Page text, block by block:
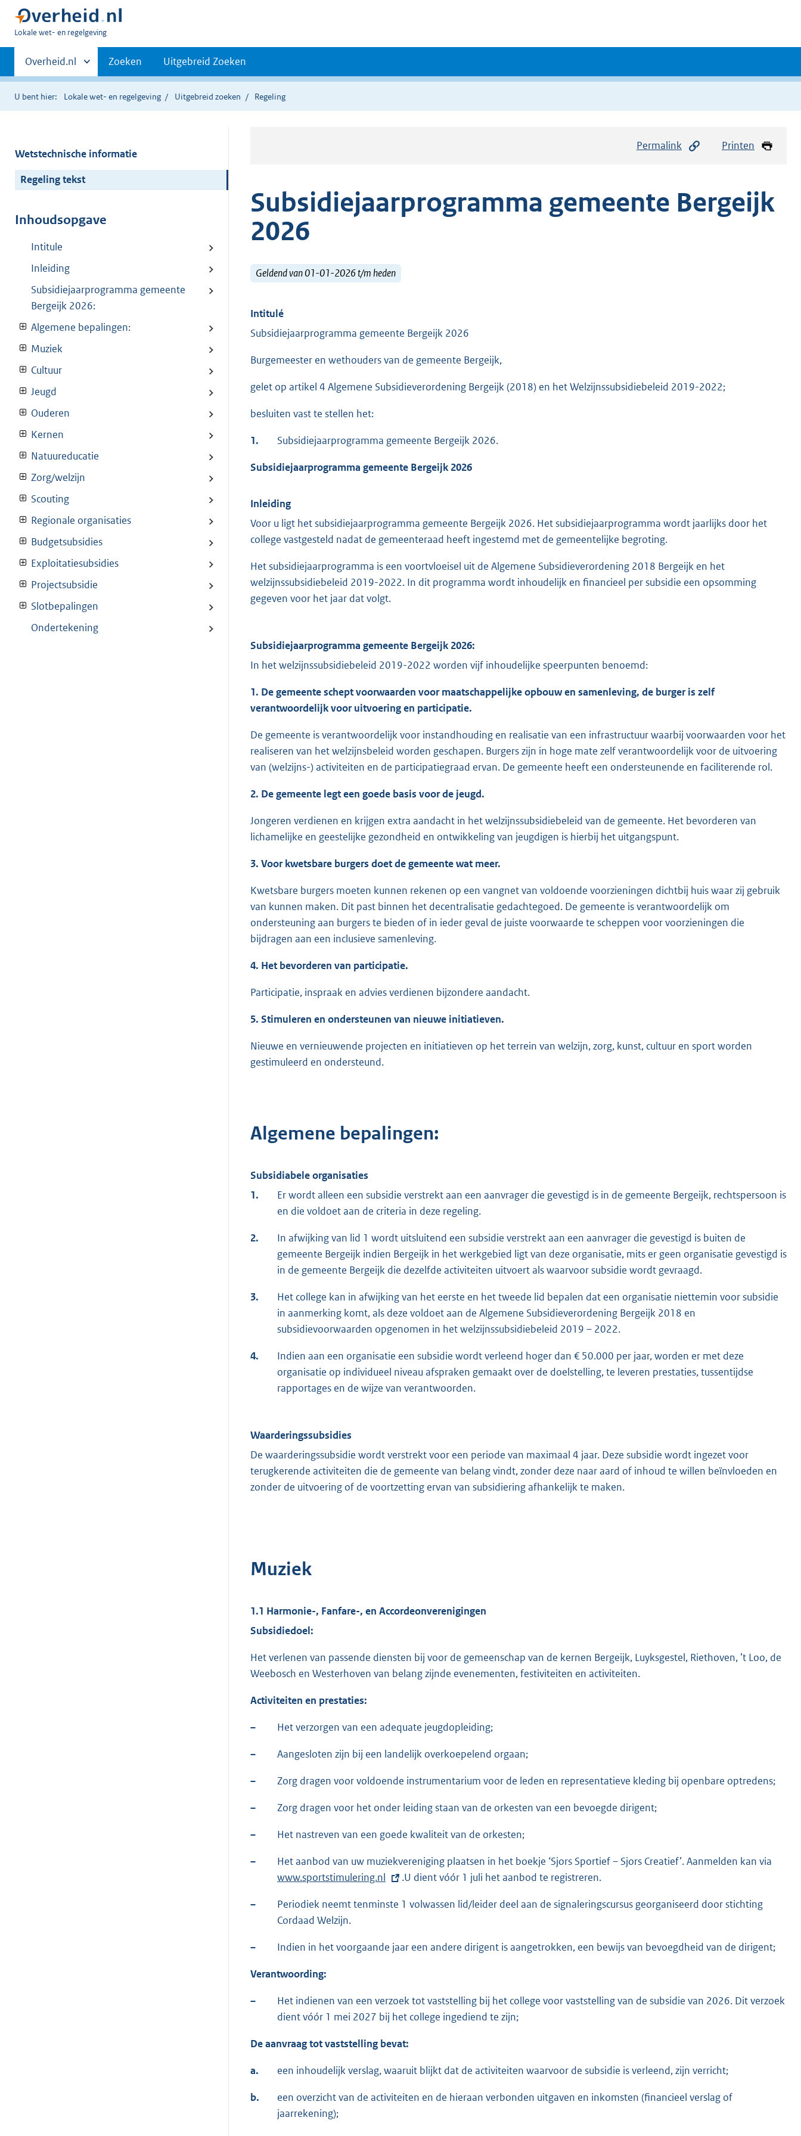
U
hier:
Lokale wet- en regelgeving
Primaire
navigatie
Andere
sites
binnen
Overheid.nl Zoeken Uitgebreid Zoeken
U bent hier: Lokale wet- en regelgeving Uitgebreid zoeken Regeling
Wetstechnische informatie
Regeling tekst
Inhoudsopgave
Intitule
Inleiding
Subsidiejaarprogramma gemeente
Bergeijk 2026:
Algemene bepalingen:
Muziek
Cultuur
Jeugd
Ouderen
Kernen
Natuureducatie
Zorg/welzijn
Scouting
Regionale organisaties
Budgetsubsidies
Exploitatiesubsidies
Projectsubsidie
Slotbepalingen
Ondertekening
Permalink Printen
Subsidiejaarprogramma gemeente Bergeijk
2026
Geldend van 01-01-2026 t/m heden
Intitulé
Subsidiejaarprogramma gemeente Bergeijk 2026
Burgemeester en wethouders van de gemeente Bergeijk,
gelet op artikel 4 Algemene Subsidieverordening Bergeijk (2018) en het Welzijnssubsidiebeleid 2019-2022;
besluiten vast te stellen het:
1. Subsidiejaarprogramma gemeente Bergeijk 2026.
Subsidiejaarprogramma gemeente Bergeijk 2026
Inleiding
Voor u ligt het subsidiejaarprogramma gemeente Bergeijk 2026. Het subsidiejaarprogramma wordt jaarlijks door het
college vastgesteld nadat de gemeenteraad heeft ingestemd met de gemeentelijke begroting.
Het subsidiejaarprogramma is een voortvloeisel uit de Algemene Subsidieverordening 2018 Bergeijk en het
welzijnssubsidiebeleid 2019-2022. In dit programma wordt inhoudelijk en financieel per subsidie een opsomming
gegeven voor het jaar dat volgt.
Subsidiejaarprogramma gemeente Bergeijk 2026:
In het welzijnssubsidiebeleid 2019-2022 worden vijf inhoudelijke speerpunten benoemd:
1. De gemeente schept voorwaarden voor maatschappelijke opbouw en samenleving, de burger is zelf
verantwoordelijk voor uitvoering en participatie.
De gemeente is verantwoordelijk voor instandhouding en realisatie van een infrastructuur waarbij voorwaarden voor het
realiseren van het welzijnsbeleid worden geschapen. Burgers zijn in hoge mate zelf verantwoordelijk voor de uitvoering
van (welzijns-) activiteiten en de participatiegraad ervan. De gemeente heeft een ondersteunende en faciliterende rol.
2. De gemeente legt een goede basis voor de jeugd.
Jongeren verdienen en krijgen extra aandacht in het welzijnssubsidiebeleid van de gemeente. Het bevorderen van
lichamelijke en geestelijke gezondheid en ontwikkeling van jeugdigen is hierbij het uitgangspunt.
3. Voor kwetsbare burgers doet de gemeente wat meer.
Kwetsbare burgers moeten kunnen rekenen op een vangnet van voldoende voorzieningen dichtbij huis waar zij gebruik
van kunnen maken. Dit past binnen het decentralisatie gedachtegoed. De gemeente is verantwoordelijk om
ondersteuning aan burgers te bieden of in ieder geval de juiste voorwaarde te scheppen voor voorzieningen die
bijdragen aan een inclusieve samenleving.
4. Het bevorderen van participatie.
Participatie, inspraak en advies verdienen bijzondere aandacht.
5. Stimuleren en ondersteunen van nieuwe initiatieven.
Nieuwe en vernieuwende projecten en initiatieven op het terrein van welzijn, zorg, kunst, cultuur en sport worden
gestimuleerd en ondersteund.
Algemene bepalingen:
Subsidiabele organisaties
1.
Er wordt alleen een subsidie verstrekt aan een aanvrager die gevestigd is in de gemeente Bergeijk, rechtspersoon is
en die voldoet aan de criteria in deze regeling.
2.
In afwijking van lid 1 wordt uitsluitend een subsidie verstrekt aan een aanvrager die gevestigd is buiten de
gemeente Bergeijk indien Bergeijk in het werkgebied ligt van deze organisatie, mits er geen organisatie gevestigd is
in de gemeente Bergeijk die dezelfde activiteiten uitvoert als waarvoor subsidie wordt gevraagd.
3.
Het college kan in afwijking van het eerste en het tweede lid bepalen dat een organisatie niettemin voor subsidie
in aanmerking komt, als deze voldoet aan de Algemene Subsidieverordening Bergeijk 2018 en
subsidievoorwaarden opgenomen in het welzijnssubsidiebeleid 2019 – 2022.
4.
Indien aan een organisatie een subsidie wordt verleend hoger dan € 50.000 per jaar, worden er met deze
organisatie op individueel niveau afspraken gemaakt over de doelstelling, te leveren prestaties, tussentijdse
rapportages en de wijze van verantwoorden.
Waarderingssubsidies
De waarderingssubsidie wordt verstrekt voor een periode van maximaal 4 jaar. Deze subsidie wordt ingezet voor
terugkerende activiteiten die de gemeente van belang vindt, zonder deze naar aard of inhoud te willen beïnvloeden en
zonder de uitvoering of de voortzetting ervan van subsidiering afhankelijk te maken.
Muziek
1.1 Harmonie-, Fanfare-, en Accordeonverenigingen
Subsidiedoel:
Het verlenen van passende diensten bij voor de gemeenschap van de kernen Bergeijk, Luyksgestel, Riethoven, ’t Loo, de
Weebosch en Westerhoven van belang zijnde evenementen, festiviteiten en activiteiten.
Activiteiten en prestaties:
– Het verzorgen van een adequate jeugdopleiding;
– Aangesloten zijn bij een landelijk overkoepelend orgaan;
– Zorg dragen voor voldoende instrumentarium voor de leden en representatieve kleding bij openbare optredens;
– Zorg dragen voor het onder leiding staan van de orkesten van een bevoegde dirigent;
– Het nastreven van een goede kwaliteit van de orkesten;
– Het aanbod van uw muziekvereniging plaatsen in het boekje ‘Sjors Sportief – Sjors Creatief’. Aanmelden kan via
n
www.sportstimulering.nl .U dient vóór 1 juli het aanbod te registreren.
–
Periodiek neemt tenminste 1 volwassen lid/leider deel aan de signaleringscursus georganiseerd door stichting
Cordaad Welzijn.
– Indien in het voorgaande jaar een andere dirigent is aangetrokken, een bewijs van bevoegdheid van de dirigent;
Verantwoording:
–
Het indienen van een verzoek tot vaststelling bij het college voor vaststelling van de subsidie van 2026. Dit verzoek
dient vóór 1 mei 2027 bij het college ingediend te zijn;
De aanvraag tot vaststelling bevat:
a. een inhoudelijk verslag, waaruit blijkt dat de activiteiten waarvoor de subsidie is verleend, zijn verricht;
b.
een overzicht van de activiteiten en de hieraan verbonden uitgaven en inkomsten (financieel verslag of
jaarrekening);